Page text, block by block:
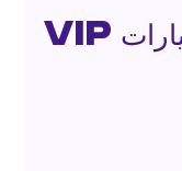
من يستطيع استئجار سيارات VIP